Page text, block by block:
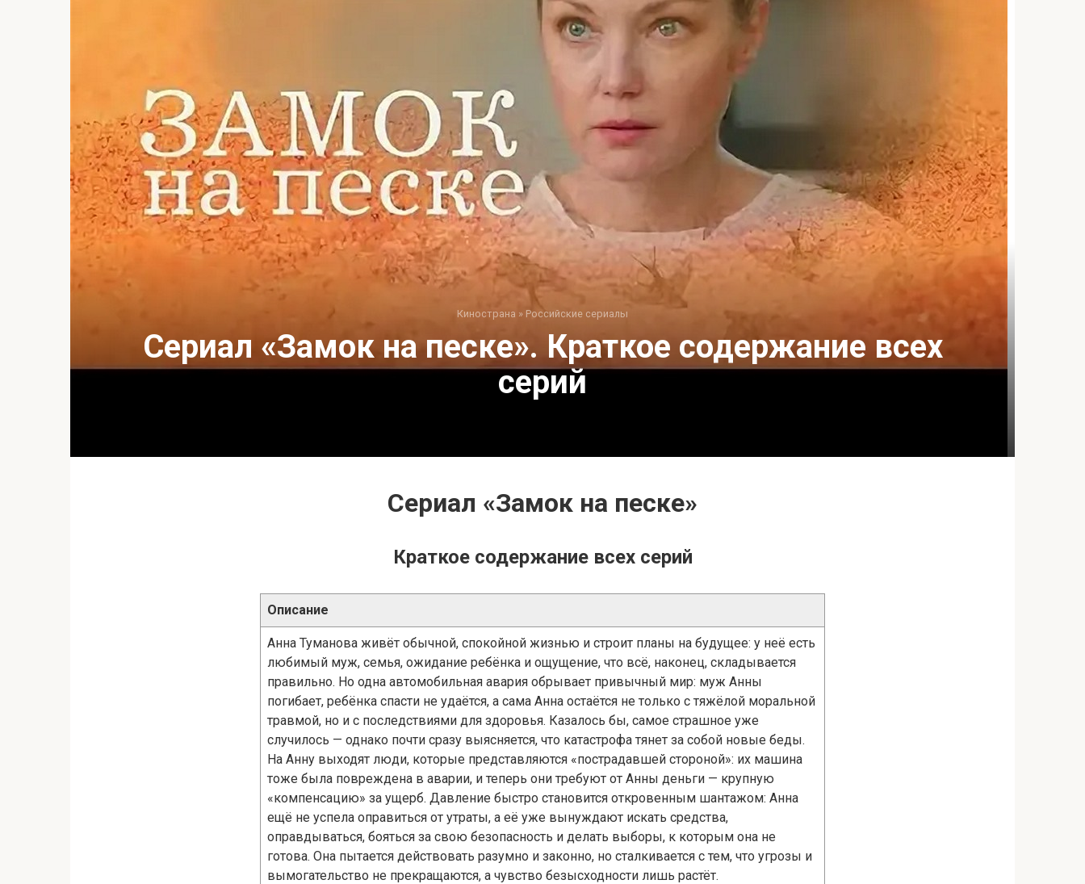
Кинострана » Российские сериалы
Сериал «Замок на песке». Краткое содержание всех
серий
Сериал «Замок на песке»
Краткое содержание всех серий
Описание
Анна Туманова живёт обычной, спокойной жизнью и строит планы на будущее: у неё есть
любимый муж, семья, ожидание ребёнка и ощущение, что всё, наконец, складывается
правильно. Но одна автомобильная авария обрывает привычный мир: муж Анны
погибает, ребёнка спасти не удаётся, а сама Анна остаётся не только с тяжёлой моральной
травмой, но и с последствиями для здоровья. Казалось бы, самое страшное уже
случилось — однако почти сразу выясняется, что катастрофа тянет за собой новые беды.
На Анну выходят люди, которые представляются «пострадавшей стороной»: их машина
тоже была повреждена в аварии, и теперь они требуют от Анны деньги — крупную
«компенсацию» за ущерб. Давление быстро становится откровенным шантажом: Анна
ещё не успела оправиться от утраты, а её уже вынуждают искать средства,
оправдываться, бояться за свою безопасность и делать выборы, к которым она не
готова. Она пытается действовать разумно и законно, но сталкивается с тем, что угрозы и
вымогательство не прекращаются, а чувство безысходности лишь растёт.